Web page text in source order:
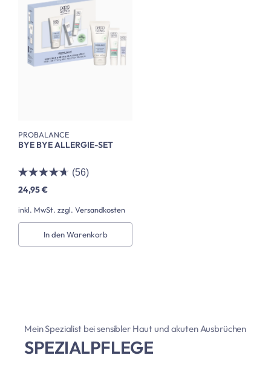
PROBALANCE
BYE BYE ALLERGIE-SET
(56)
24,95 €
inkl. MwSt. zzgl. Versandkosten
In den Warenkorb
Mein Spezialist bei sensibler Haut und akuten Ausbrüchen
SPEZIALPFLEGE